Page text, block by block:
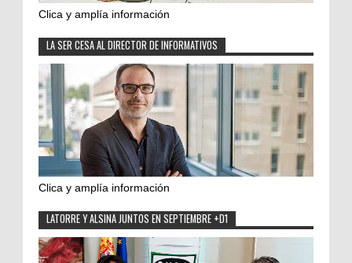
Clica y amplía información
LA SER CESA AL DIRECTOR DE INFORMATIVOS
Clica y amplía información
LATORRE Y ALSINA JUNTOS EN SEPTIEMBRE +D1